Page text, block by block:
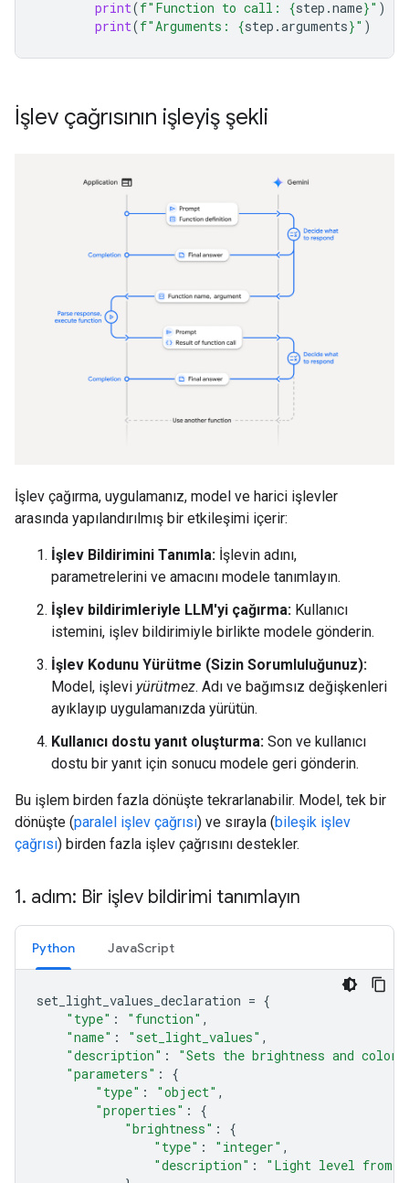
print(f"Function to call: {step .name}" )
print(f"Arguments: {step .arguments}" )
İşlev çağrısının işleyiş şekli
İşlev çağırma, uygulamanız, model ve harici işlevler
arasında yapılandırılmış bir etkileşimi içerir:
İşlev Bildirimini Tanımla: İşlevin adını,
parametrelerini ve amacını modele tanımlayın.
İşlev bildirimleriyle LLM'yi çağırma: Kullanıcı
istemini, işlev bildirimiyle birlikte modele gönderin.
İşlev Kodunu Yürütme (Sizin Sorumluluğunuz):
Model, işlevi yürütmez. Adı ve bağımsız değişkenleri
ayıklayıp uygulamanızda yürütün.
Kullanıcı dostu yanıt oluşturma: Son ve kullanıcı
dostu bir yanıt için sonucu modele geri gönderin.
Bu işlem birden fazla dönüşte tekrarlanabilir. Model, tek bir
dönüşte (paralel işlev çağrısı) ve sırayla (bileşik işlev
çağrısı) birden fazla işlev çağrısını destekler.
1. adım: Bir işlev bildirimi tanımlayın
Python JavaScript
set_light_values_declaration = {
"type" : "function" ,
"name" : "set_light_values" ,
"description" :
"Sets the brightness and
"parameters" :
{
"type" : "object" ,
"properties" :
{
"brightness" :
{
"type" : "integer" ,
"description" :
"Light level from